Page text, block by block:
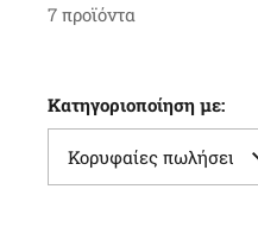
7 προϊόντα
Κατηγοριοποίηση με: